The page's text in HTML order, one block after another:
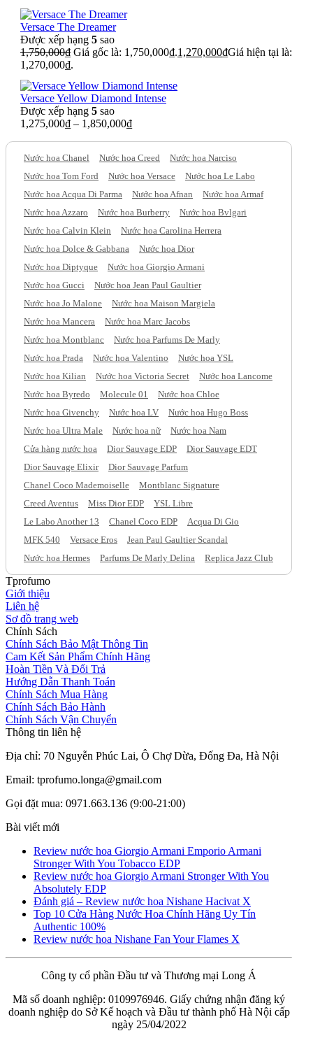
Versace The Dreamer
Được xếp hạng 5 sao
1,750,000₫ Giá gốc là: 1,750,000₫.1,270,000₫Giá hiện tại là:
1,270,000₫.
Versace Yellow Diamond Intense
Được xếp hạng 5 sao
1,275,000₫ – 1,850,000₫
Nước hoa Chanel Nước hoa Creed
Nước hoa Narciso
Nước hoa Tom Ford
Nước hoa Versace
Nước hoa Le Labo
Nước hoa Acqua Di Parma
Nước hoa Afnan
Nước hoa Armaf
Nước hoa Azzaro
Nước hoa Burberry
Nước hoa Bvlgari
Nước hoa Calvin Klein
Nước hoa Carolina Herrera
Nước hoa Dolce & Gabbana
Nước hoa Dior
Nước hoa Diptyque
Nước hoa Giorgio Armani
Nước hoa Gucci
Nước hoa Jean Paul Gaultier
Nước hoa Jo Malone
Nước hoa Maison Margiela
Nước hoa Mancera
Nước hoa Marc Jacobs
Nước hoa Montblanc
Nước hoa Parfums De Marly
Nước hoa Prada
Nước hoa Valentino
Nước hoa YSL
Nước hoa Kilian
Nước hoa Victoria Secret
Nước hoa Lancome
Nước hoa Byredo
Molecule 01
Nước hoa Chloe
Nước hoa Givenchy
Nước hoa LV
Nước hoa Hugo Boss
Nước hoa Ultra Male
Nước hoa nữ
Nước hoa Nam
Cửa hàng nước hoa
Dior Sauvage EDP
Dior Sauvage EDT
Dior Sauvage Elixir
Dior Sauvage Parfum
Chanel Coco Mademoiselle
Montblanc Signature
Creed Aventus
Miss Dior EDP
YSL Libre
Le Labo Another 13
Chanel Coco EDP
Acqua Di Gio
MFK 540
Versace Eros
Jean Paul Gaultier Scandal
Nước hoa Hermes
Parfums De Marly Delina Replica Jazz Club
Tprofumo
Giới thiệu
Liên hệ
Sơ đồ trang web
Chính Sách
Chính Sách Bảo Mật Thông Tin
Cam Kết Sản Phẩm Chính Hãng
Hoàn Tiền Và Đổi Trả
Hướng Dẫn Thanh Toán
Chính Sách Mua Hàng
Chính Sách Bảo Hành
Chính Sách Vận Chuyển
Thông tin liên hệ
Địa chỉ: 70 Nguyễn Phúc Lai, Ô Chợ Dừa, Đống Đa, Hà Nội
Email: tprofumo.longa@gmail.com
Gọi đặt mua: 0971.663.136 (9:00-21:00)
Bài viết mới
Review nước hoa Giorgio Armani Emporio Armani
Stronger With You Tobacco EDP
Review nước hoa Giorgio Armani Stronger With You
Absolutely EDP
Đánh giá – Review nước hoa Nishane Hacivat X
Top 10 Cửa Hàng Nước Hoa Chính Hãng Uy Tín
Authentic 100%
Review nước hoa Nishane Fan Your Flames X
Công ty cổ phần Đầu tư và Thương mại Long Á
Mã số doanh nghiệp: 0109976946. Giấy chứng nhận đăng ký
doanh nghiệp do Sở Kế hoạch và Đầu tư thành phố Hà Nội cấp
ngày 25/04/2022